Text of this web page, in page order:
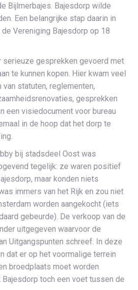
Bijlmerbajes. Bajesdorp wilde
Een belangrijke stap daarin in
Vereniging Bajesdorp op 18
serieuze gesprekken gevoerd met
te kunnen kopen. Hier kwam veel
statuten, reglementen,
gesprekken
een visiedocument voor bureau
in de hoop dat het dorp te
bij stadsdeel Oost was
tegelijk: ze waren positief
maar konden niets
immers van het Rijk en zou niet
worden aangekocht (iets
gebeurde). De verkoop van de
uitgegeven waarvoor de
Uitgangspunten schreef. In deze
dat er op het voormalige terrein
broedplaats moet worden
toch een voet tussen de